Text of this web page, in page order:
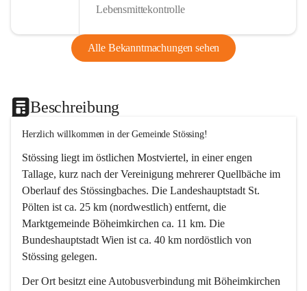
Lebensmittekontrolle
Alle Bekanntmachungen sehen
Beschreibung
Herzlich willkommen in der Gemeinde Stössing!
Stössing liegt im östlichen Mostviertel, in einer engen
Tallage, kurz nach der Vereinigung mehrerer Quellbäche im
Oberlauf des Stössingbaches. Die Landeshauptstadt St.
Pölten ist ca. 25 km (nordwestlich) entfernt, die
Marktgemeinde Böheimkirchen ca. 11 km. Die
Bundeshauptstadt Wien ist ca. 40 km nordöstlich von
Stössing gelegen.
Der Ort besitzt eine Autobusverbindung mit Böheimkirchen